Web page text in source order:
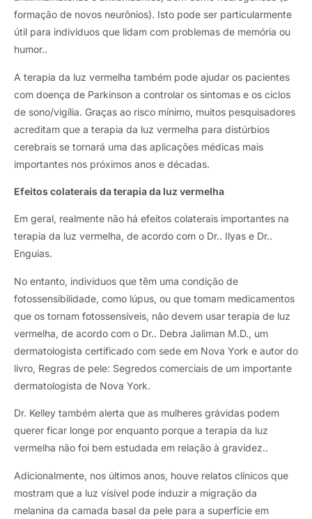
formação de novos neurônios). Isto pode ser particularmente
útil para indivíduos que lidam com problemas de memória ou
humor..
A terapia da luz vermelha também pode ajudar os pacientes
com doença de Parkinson a controlar os sintomas e os ciclos
de sono/vigília. Graças ao risco mínimo, muitos pesquisadores
acreditam que a terapia da luz vermelha para distúrbios
cerebrais se tornará uma das aplicações médicas mais
importantes nos próximos anos e décadas.
Efeitos colaterais da terapia da luz vermelha
Em geral, realmente não há efeitos colaterais importantes na
terapia da luz vermelha, de acordo com o Dr.. Ilyas e Dr..
Enguias.
No entanto, indivíduos que têm uma condição de
fotossensibilidade, como lúpus, ou que tomam medicamentos
que os tornam fotossensíveis, não devem usar terapia de luz
vermelha, de acordo com o Dr.. Debra Jaliman M.D., um
dermatologista certificado com sede em Nova York e autor do
livro, Regras de pele: Segredos comerciais de um importante
dermatologista de Nova York.
Dr. Kelley também alerta que as mulheres grávidas podem
querer ficar longe por enquanto porque a terapia da luz
vermelha não foi bem estudada em relação à gravidez..
Adicionalmente, nos últimos anos, houve relatos clínicos que
mostram que a luz visível pode induzir a migração da
melanina da camada basal da pele para a superfície em